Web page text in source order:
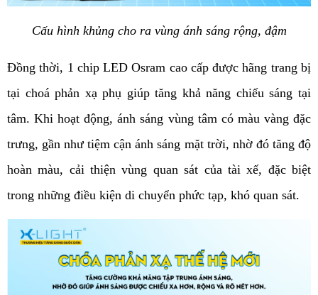
Cấu hình khủng cho ra vùng ánh sáng rộng, đậm
Đồng thời, 1 chip LED Osram cao cấp được hãng trang bị
tại choá phản xạ phụ giúp tăng khả năng chiếu sáng tại
tâm. Khi hoạt động, ánh sáng vùng tâm có màu vàng đặc
trưng, gần như tiệm cận ánh sáng mặt trời, nhờ đó tăng độ
hoàn màu, cải thiện vùng quan sát của tài xế, đặc biệt
trong những điều kiện di chuyển phức tạp, khó quan sát.